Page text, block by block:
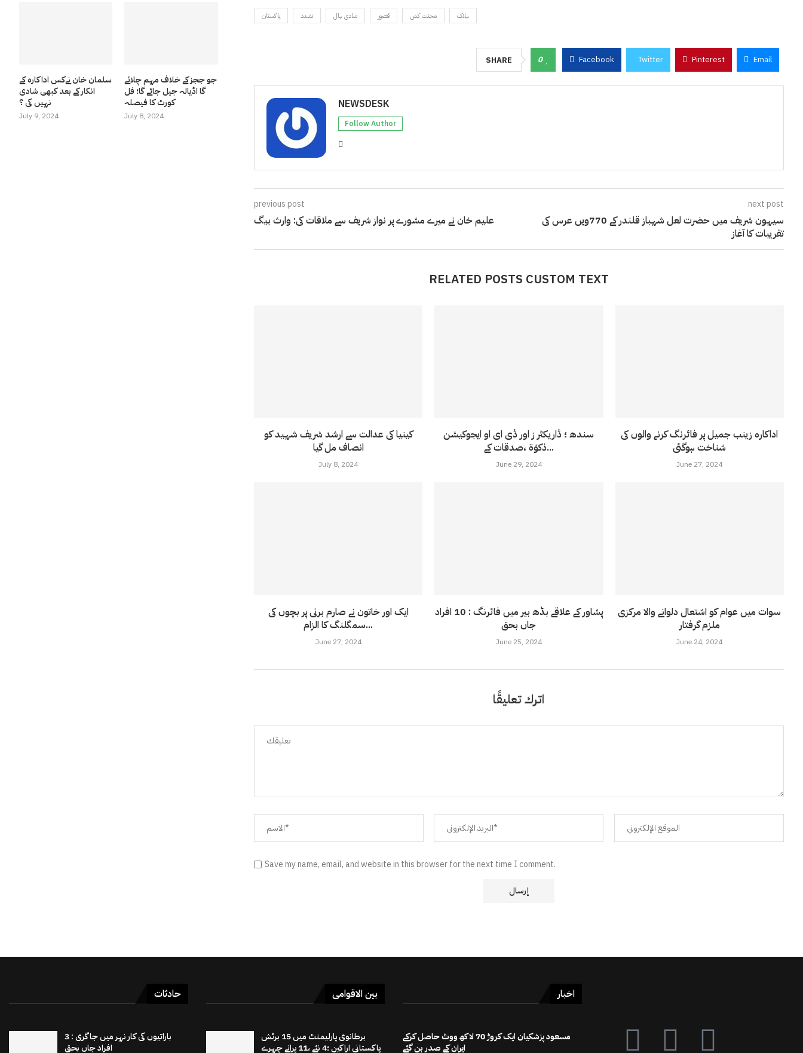
پاکستان تشدد شادی ہال قصور محنت کش ہلاک
SHARE 0 Facebook Twitter Pinterest Email
NEWSDESK
Follow Author
previous post
علیم خان نے میرے مشورے پر نواز شریف سے ملاقات کی: وارث بیگ
next post
سیہون شریف میں حضرت لعل شہباز قلندر کے 770ویں عرس کی
تقریبات کا آغاز
RELATED POSTS CUSTOM TEXT
کینیا کی عدالت سے ارشد شریف شہید کو
انصاف مل گیا
July 8, 2024
سندھ ؛ ڈاریکٹر ز اور ڈی ای او ایجوکیشن
ذکوٰۃ ،صدقات کے...
June 29, 2024
اداکارہ زینب جمیل پر فائرنگ کرنے والوں کی
شناخت ہوگئی
June 27, 2024
ایک اور خاتون نے صارم برنی پر بچوں کی
سمگلنگ کا الزام...
June 27, 2024
پشاور کے علاقے بڈھ بیر میں فائرنگ : 10 افراد
جاں بحق
June 25, 2024
سوات میں عوام کو اشتعال دلوانے والا مرکزی
ملزم گرفتار
June 24, 2024
اترك تعليقًا
Save my name, email, and website in this browser for the next time I comment.
سلمان خان نےکس اداکارہ کے
انکار کے بعد کبھی شادی
نہیں کی ؟
July 9, 2024
جو ججز کے خلاف مہم چلائے
گا اڈیالہ جیل جائے گا؛ فل
کورٹ کا فیصلہ
July 8, 2024
حادثات
باراتیوں کی کار نہر میں جاگری : 3
افراد جاں بحق
بین الاقوامی
برطانوی پارلیمنٹ میں 15 برٹش
پاکستانی اراکین ؛4 نئے ،11 پرانے چہرے
اخبار
مسعود پزشکیان ایک کروڑ 70 لاکھ ووٹ حاصل کرکے
ایران کے صدر بن گئے